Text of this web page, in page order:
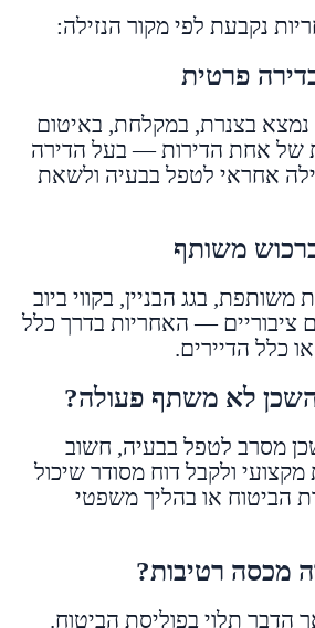
נקבעת לפי מקור הנזילה:
פרטית
בצנרת, במקלחת, באיטום
של אחת הדירות — בעל הדירה
אחראי לטפל בבעיה ולשאת
משותף
בגג הבניין, בקווי ביוב
ציבוריים — האחריות בדרך כלל
כלל הדיירים.
לא משתף פעולה?
מסרב לטפל בבעיה, חשוב
מקצועי ולקבל דוח מסודר שיכול
הביטוח או בהליך משפטי
מכסה רטיבות?
הדבר תלוי בפוליסת הביטוח.